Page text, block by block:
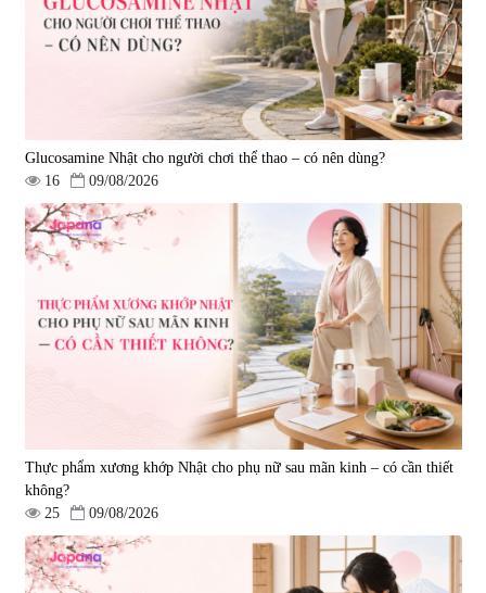
Viên uống hỗ trợ giấc ngủ Fujina
Sleepy Nhật Bản 80 viên
Viên uống phòng ngừa & hỗ trợ
điều trị đột quỵ Biken Kinase
Gold 60 viên
|0
1.570.000 đ
Glucosamine Nhật cho người chơi thể thao – có nên dùng?
16
09/08/2026
Thực phẩm xương khớp Nhật cho phụ nữ sau mãn kinh – có cần thiết
không?
25
09/08/2026